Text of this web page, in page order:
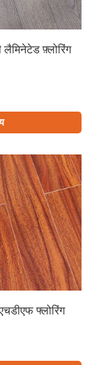
लैमिनेटेड फ़्लोरिंग
फ्लोरिंग
को बड़ा और खुला
गर्माहट भी
एक आधुनिक और